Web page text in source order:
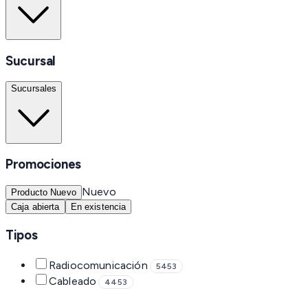
Sucursal
Sucursales
Promociones
Producto Nuevo Nuevo
Caja abierta En existencia
Tipos
Radiocomunicación 5453
Cableado 4453